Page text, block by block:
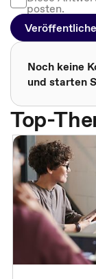
posten.
Noch keine
und starten
Top-